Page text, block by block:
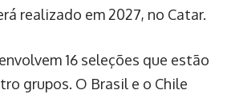
realizado em 2027, no Catar.
16 seleções que estão
grupos. O Brasil e o Chile